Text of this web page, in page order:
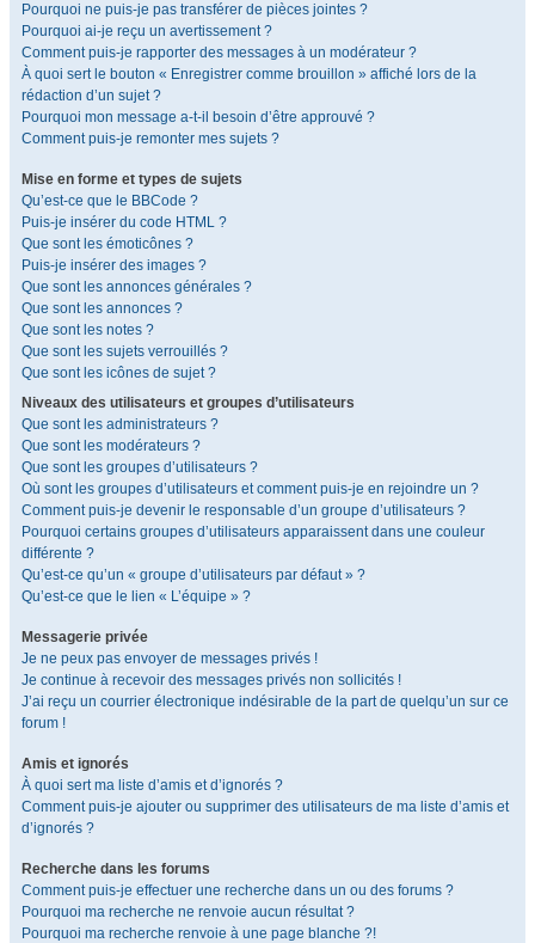
Pourquoi ne puis-je pas transférer de pièces jointes ?
Pourquoi ai-je reçu un avertissement ?
Comment puis-je rapporter des messages à un modérateur ?
À quoi sert le bouton « Enregistrer comme brouillon » affiché lors de la
rédaction d’un sujet ?
Pourquoi mon message a-t-il besoin d’être approuvé ?
Comment puis-je remonter mes sujets ?
Mise en forme et types de sujets
Qu’est-ce que le BBCode ?
Puis-je insérer du code HTML ?
Que sont les émoticônes ?
Puis-je insérer des images ?
Que sont les annonces générales ?
Que sont les annonces ?
Que sont les notes ?
Que sont les sujets verrouillés ?
Que sont les icônes de sujet ?
Niveaux des utilisateurs et groupes d’utilisateurs
Que sont les administrateurs ?
Que sont les modérateurs ?
Que sont les groupes d’utilisateurs ?
Où sont les groupes d’utilisateurs et comment puis-je en rejoindre un ?
Comment puis-je devenir le responsable d’un groupe d’utilisateurs ?
Pourquoi certains groupes d’utilisateurs apparaissent dans une couleur
différente ?
Qu’est-ce qu’un « groupe d’utilisateurs par défaut » ?
Qu’est-ce que le lien « L’équipe » ?
Messagerie privée
Je ne peux pas envoyer de messages privés !
Je continue à recevoir des messages privés non sollicités !
J’ai reçu un courrier électronique indésirable de la part de quelqu’un sur ce
forum !
Amis et ignorés
À quoi sert ma liste d’amis et d’ignorés ?
Comment puis-je ajouter ou supprimer des utilisateurs de ma liste d’amis et
d’ignorés ?
Recherche dans les forums
Comment puis-je effectuer une recherche dans un ou des forums ?
Pourquoi ma recherche ne renvoie aucun résultat ?
Pourquoi ma recherche renvoie à une page blanche ?!